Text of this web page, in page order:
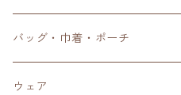
バッグ・巾着・ポーチ
ポーチ
ウェア